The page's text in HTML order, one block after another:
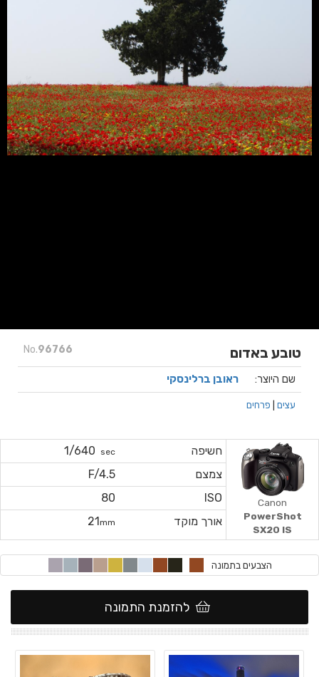
No.96766 טובע באדום
שם היוצר: ראובן ברלינסקי
עצים פרחים
חשיפה sec
1/640
צמצם
F/4.5
ISO
80
אורך מוקד
21mm
Canon
PowerShot
SX20 IS
הצבעים בתמונה
להזמנת התמונה